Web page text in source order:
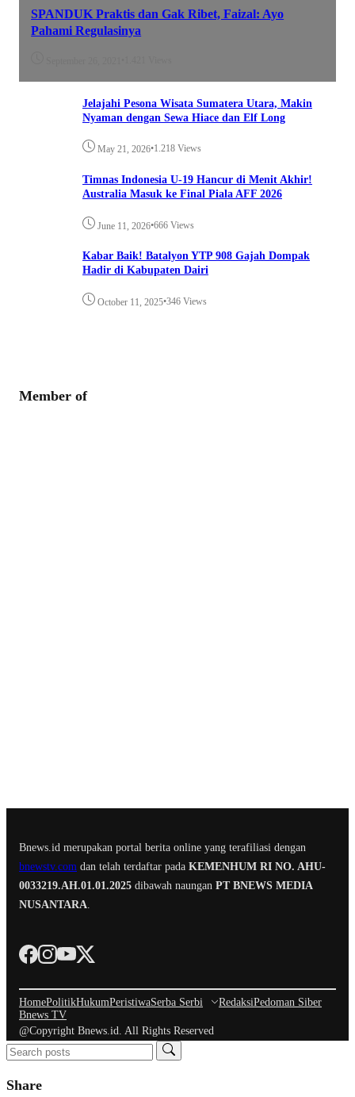
SPANDUK Praktis dan Gak Ribet, Faizal: Ayo
Pahami Regulasinya
Jelajahi Pesona Wisata Sumatera Utara, Makin
Nyaman dengan Sewa Hiace dan Elf Long
May 21, 2026•1.218 Views
Timnas Indonesia U-19 Hancur di Menit Akhir!
Australia Masuk ke Final Piala AFF 2026
June 11, 2026•666 Views
Kabar Baik! Batalyon YTP 908 Gajah Dompak
Hadir di Kabupaten Dairi
October 11, 2025•346 Views
Member of
Bnews.id merupakan portal berita online yang terafiliasi dengan
bnewstv.com dan telah terdaftar pada KEMENHUM RI NO. AHU-
0033219.AH.01.01.2025 dibawah naungan PT BNEWS MEDIA
NUSANTARA
HomePolitikHukumPeristiwaSerba Serbi RedaksiPedoman Siber
Bnews TV
@Copyright Bnews.id. All Rights Reserved
Share